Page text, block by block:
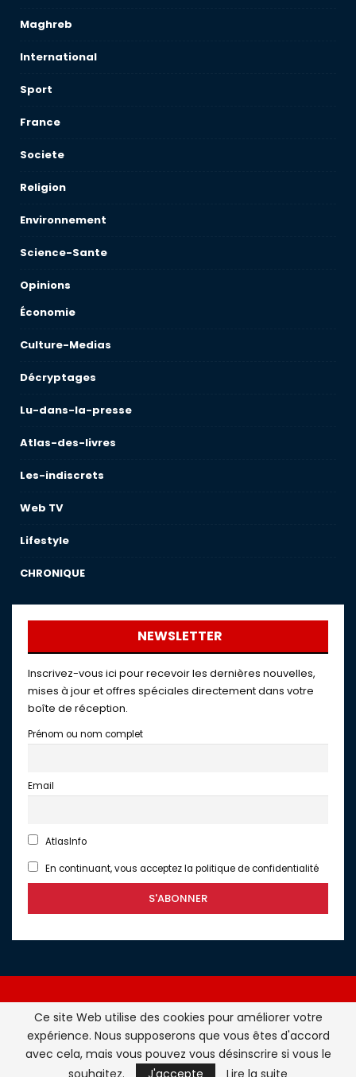
Maghreb
International
Sport
France
Societe
Religion
Environnement
Science-Sante
Opinions
Économie
Culture-Medias
Décryptages
Lu-dans-la-presse
Atlas-des-livres
Les-indiscrets
Web TV
Lifestyle
CHRONIQUE
NEWSLETTER
Inscrivez-vous ici pour recevoir les dernières nouvelles,
mises à jour et offres spéciales directement dans votre
boîte de réception.
Prénom ou nom complet
Email
AtlasInfo
En continuant, vous acceptez la politique de confidentialité
Atlasinfo.fr : l'essentiel de l'actualité de la France et du
Maghreb © Tous Droits Réservés - Atlasinfo- 2026
Ce site Web utilise des cookies pour améliorer votre
expérience. Nous supposerons que vous êtes d'accord
avec cela, mais vous pouvez vous désinscrire si vous le
souhaitez.
J'accepte Lire la suite